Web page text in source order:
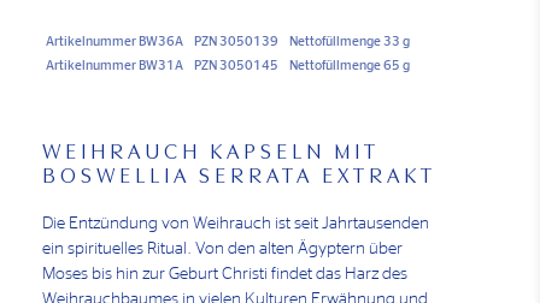
Artikelnummer BW36A PZN 3050139
Nettofüllmenge 33 g
Artikelnummer BW31A
PZN 3050145 Nettofüllmenge 65 g
WEIHRAUCH KAPSELN MIT
BOSWELLIA SERRATA EXTRAKT
Die Entzündung von Weihrauch ist seit Jahrtausenden
ein spirituelles Ritual. Von den alten Ägyptern über
Moses bis hin zur Geburt Christi findet das Harz des
Weihrauchbaumes in vielen Kulturen Erwähnung und